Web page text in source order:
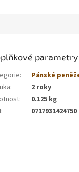
parametry
:
Pánské
:
2 roky
:
0.125 kg
: 0717931424750